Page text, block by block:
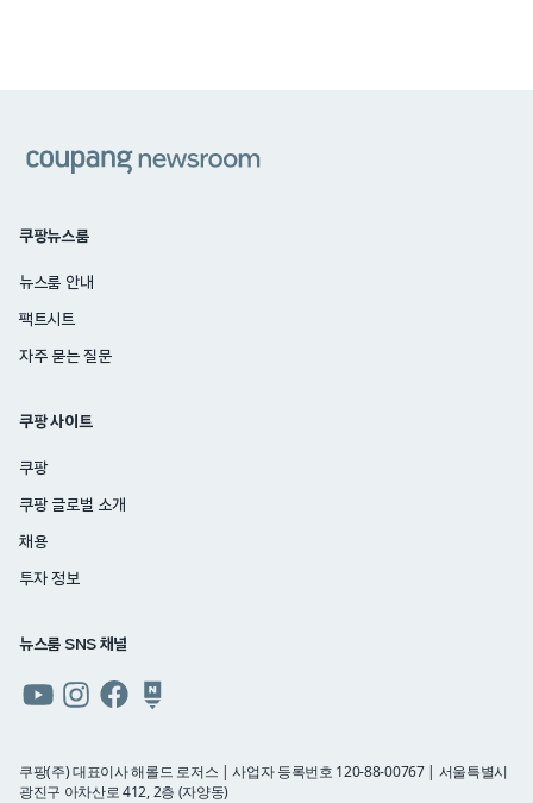
쿠팡뉴스룸
뉴스룸 안내
팩트시트
자주 묻는 질문
쿠팡 사이트
쿠팡
쿠팡 글로벌 소개
채용
투자 정보
뉴스룸 SNS 채널
유튜브인스타그램
페이스북네이버
블로그
쿠팡(주) 대표이사 해롤드 로저스 | 사업자 등록번호 120-88-00767 | 서울특별시
광진구 아차산로 412, 2층 (자양동)